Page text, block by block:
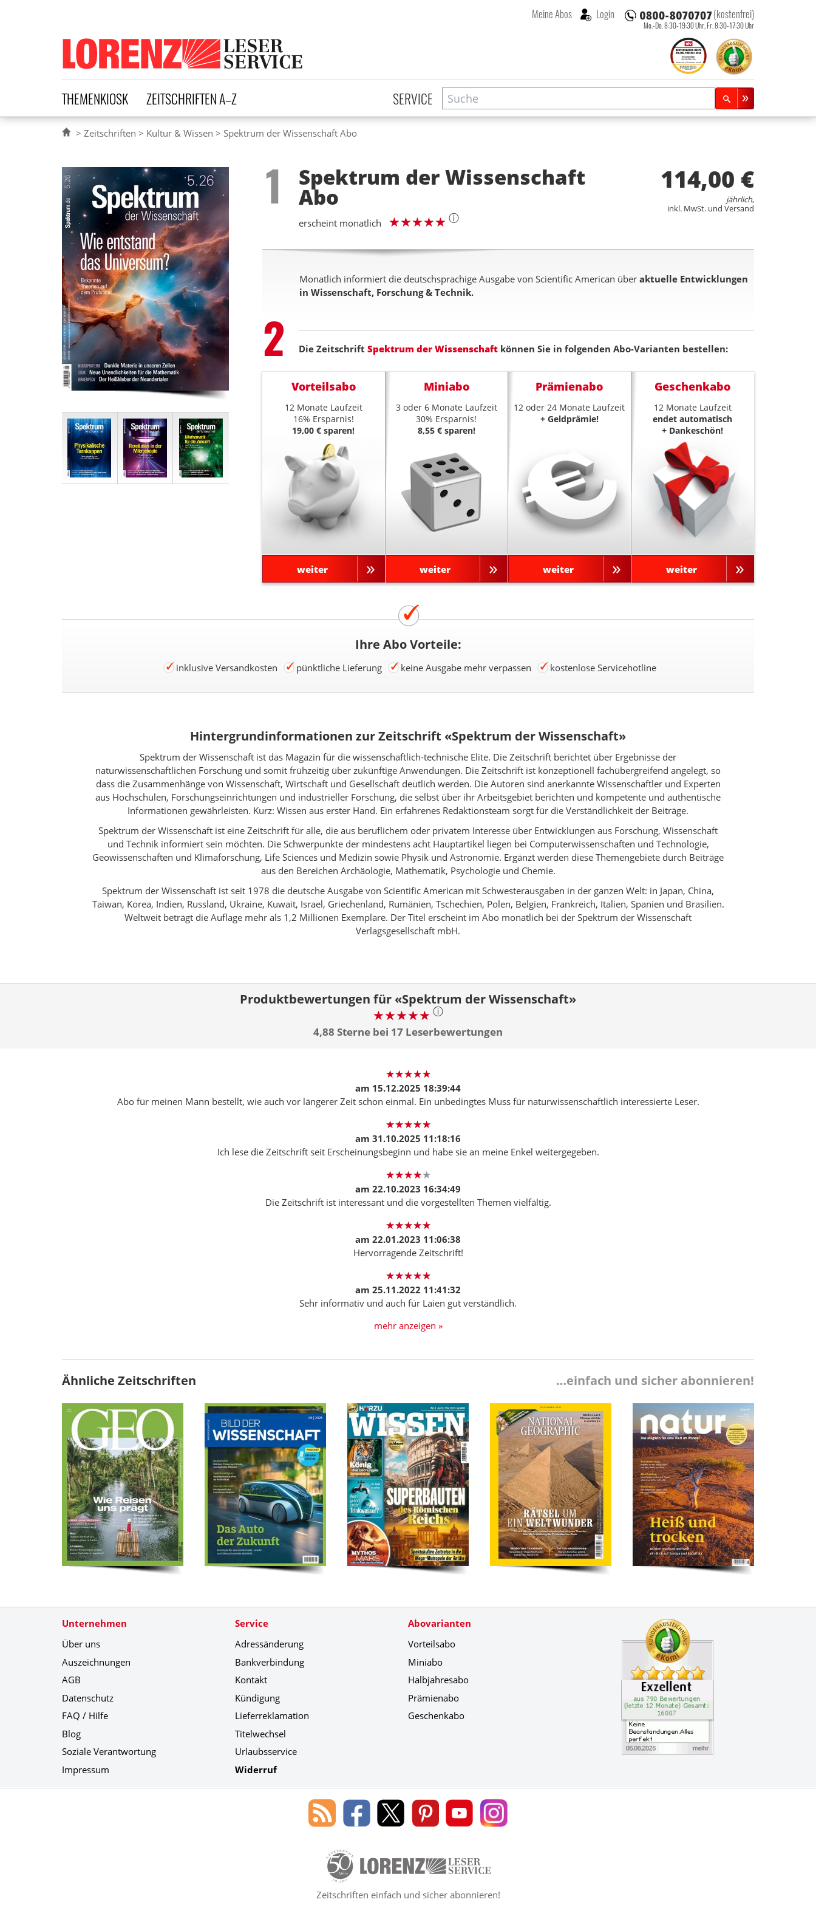
Lorenz Leserservice
(kostenfrei)
Mo.-Do. 8:30-19:30 Uhr, Fr. 8:30-17:30 Uhr
Meine Abos Login
THEMENKIOSK ZEITSCHRIFTEN A–Z SERVICE Suche
Zeitschriftensuche
Zeitschriften Kultur & Wissen Spektrum der Wissenschaft Abo
Step
1 Spektrum der Wissenschaft
Abo
erscheint monatlich ⓘ
114,00 €
jährlich,
inkl. MwSt. und Versand
Monatlich informiert die deutschsprachige Ausgabe von Scientific American über aktuelle Entwicklungen
in Wissenschaft, Forschung & Technik.
Step
2 Die Zeitschrift Spektrum der Wissenschaft können Sie in folgenden Abo-Varianten bestellen:
Vorteilsabo
12 Monate Laufzeit
16% Ersparnis!
19,00 € sparen!
weiter
Miniabo
3 oder 6 Monate Laufzeit
30% Ersparnis!
8,55 € sparen!
weiter
Prämienabo
12 oder 24 Monate Laufzeit
+ Geldprämie!
weiter
Geschenkabo
12 Monate Laufzeit
endet automatisch
+ Dankeschön!
weiter
Ihre Abo Vorteile:
inklusive Versandkosten pünktliche Lieferung keine Ausgabe mehr verpassen kostenlose Servicehotline
Hintergrundinformationen zur Zeitschrift «Spektrum der Wissenschaft»
Spektrum der Wissenschaft ist das Magazin für die wissenschaftlich-technische Elite. Die Zeitschrift berichtet über Ergebnisse der
naturwissenschaftlichen Forschung und somit frühzeitig über zukünftige Anwendungen. Die Zeitschrift ist konzeptionell fachübergreifend angelegt, so
dass die Zusammenhänge von Wissenschaft, Wirtschaft und Gesellschaft deutlich werden. Die Autoren sind anerkannte Wissenschaftler und Experten
aus Hochschulen, Forschungseinrichtungen und industrieller Forschung, die selbst über ihr Arbeitsgebiet berichten und kompetente und authentische
Informationen gewährleisten. Kurz: Wissen aus erster Hand. Ein erfahrenes Redaktionsteam sorgt für die Verständlichkeit der Beiträge.
Spektrum der Wissenschaft ist eine Zeitschrift für alle, die aus beruflichem oder privatem Interesse über Entwicklungen aus Forschung, Wissenschaft
und Technik informiert sein möchten. Die Schwerpunkte der mindestens acht Hauptartikel liegen bei Computerwissenschaften und Technologie,
Geowissenschaften und Klimaforschung, Life Sciences und Medizin sowie Physik und Astronomie. Ergänzt werden diese Themengebiete durch Beiträge
aus den Bereichen Archäologie, Mathematik, Psychologie und Chemie.
Spektrum der Wissenschaft ist seit 1978 die deutsche Ausgabe von Scientific American mit Schwesterausgaben in der ganzen Welt: in Japan, China,
Taiwan, Korea, Indien, Russland, Ukraine, Kuwait, Israel, Griechenland, Rumänien, Tschechien, Polen, Belgien, Frankreich, Italien, Spanien und Brasilien.
Weltweit beträgt die Auflage mehr als 1,2 Millionen Exemplare. Der Titel erscheint im Abo monatlich bei der Spektrum der Wissenschaft
Verlagsgesellschaft mbH.
Produktbewertungen für «Spektrum der Wissenschaft»
ⓘ
4,88 Sterne bei 17 Leserbewertungen
am 15.12.2025 18:39:44
Abo für meinen Mann bestellt, wie auch vor längerer Zeit schon einmal. Ein unbedingtes Muss für naturwissenschaftlich interessierte Leser.
am 31.10.2025 11:18:16
Ich lese die Zeitschrift seit Erscheinungsbeginn und habe sie an meine Enkel weitergegeben.
am 22.10.2023 16:34:49
Die Zeitschrift ist interessant und die vorgestellten Themen vielfältig.
am 22.01.2023 11:06:38
Hervorragende Zeitschrift!
am 25.11.2022 11:41:32
Sehr informativ und auch für Laien gut verständlich.
mehr anzeigen »
Ähnliche Zeitschriften …einfach und sicher abonnieren!
Unternehmen
Über uns
Auszeichnungen
AGB
Datenschutz
FAQ / Hilfe
Blog
Soziale Verantwortung
Impressum
Service
Adressänderung
Bankverbindung
Kontakt
Kündigung
Lieferreklamation
Titelwechsel
Urlaubsservice
Widerruf
Abovarianten
Vorteilsabo
Miniabo
Halbjahresabo
Prämienabo
Geschenkabo
Blog
des
Lorenz
Leserservice
Lorenz
Leserservice
Lorenz
Leserservice
Lorenz
Leserservice
Lorenz
Leserservice
50 Lesefreude im Abo Jahre Lorenz Leserservice
Zeitschriften einfach und sicher abonnieren!